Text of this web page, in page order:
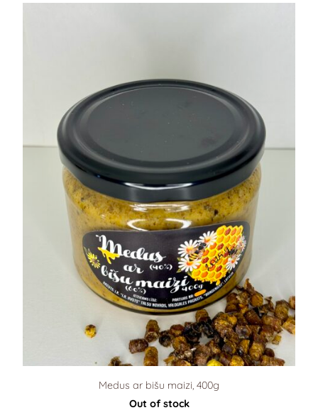
Medus ar bišu maizi, 400g
Out of stock